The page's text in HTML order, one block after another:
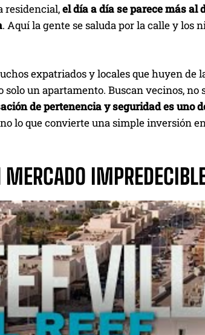
residencial,el día a día se parece más al
. Aquí la gente se saluda por la calle y los
expatriados y locales que huyen de
un apartamento. Buscan vecinos,
de pertenencia y seguridad es uno
lo que convierte una simple inversión